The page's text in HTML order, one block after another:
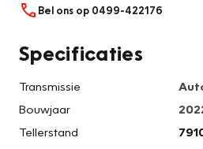
Bel ons op 0499-422176
Specificaties
Transmissie
Bouwjaar
Tellerstand